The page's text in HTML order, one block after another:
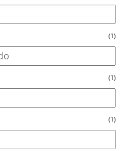
(1)
(1)
(1)